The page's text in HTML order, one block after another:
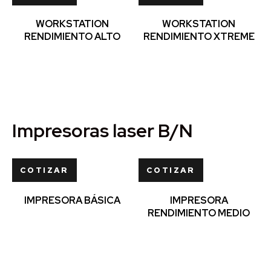
WORKSTATION
RENDIMIENTO ALTO
WORKSTATION
RENDIMIENTO XTREME
Impresoras laser B/N
COTIZAR
IMPRESORA BÁSICA
COTIZAR
IMPRESORA
RENDIMIENTO MEDIO